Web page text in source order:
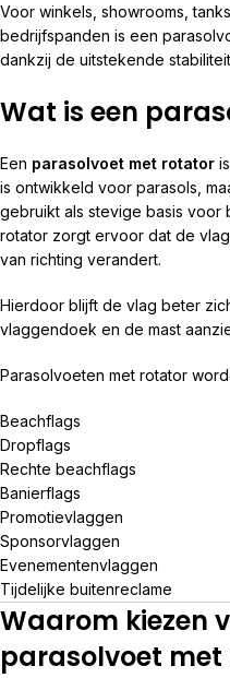
Voor winkels, showrooms,
bedrijfspanden is een
dankzij de uitstekende
Wat is een
Een parasolvoet met rotator
is ontwikkeld voor parasols,
gebruikt als stevige basis
rotator zorgt ervoor dat de
van richting verandert.
Hierdoor blijft de vlag beter
vlaggendoek en de mast
Parasolvoeten met rotator
Beachflags
Dropflags
Rechte beachflags
Banierflags
Promotievlaggen
Sponsorvlaggen
Evenementenvlaggen
Tijdelijke buitenreclame
Waarom kiezen
parasolvoet